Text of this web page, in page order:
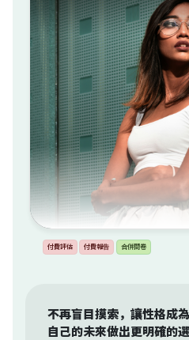
付費評估 付費報告 合併問卷
不再盲目摸索，讓性格成
自己的未來做出更明確的選